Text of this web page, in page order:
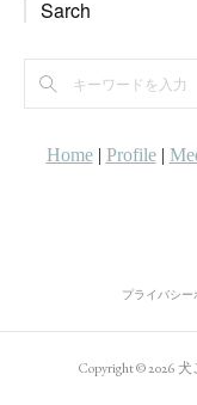
Sarch
プライバシー
Copyright ©2026 犬